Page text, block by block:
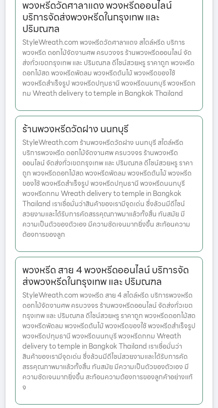
พวงหรีดวัดศาลาแดง พวงหรีดออนไลน์
บริการจัดส่งพวงหรีดในกรุงเทพ และ
ปริมณฑล
StyleWreath.com พวงหรีดวัดศาลาแดง สไตล์หรีด บริการ
พวงหรีด ดอกไม้จัดงานศพ ครบวงจร ร้านพวงหรีดออนไลน์ จัด
ส่งทั่วเขตกรุงเทพ และ ปริมณฑล ดีไซน์สวยหรู ราคาถูก พวงหรีด
ดอกไม้สด พวงหรีดพัดลม พวงหรีดต้นไม้ พวงหรีดของใช้
พวงหรีดสำเร็จรูป พวงหรีดปทุมธานี พวงหรีดนนทบุรี พวงหรีดก
ทม Wreath delivery to temple in Bangkok Thailand
ร้านพวงหรีดวัดฝาง นนทบุรี
StyleWreath.com ร้านพวงหรีดวัดฝาง นนทบุรี สไตล์หรีด
บริการพวงหรีด ดอกไม้จัดงานศพ ครบวงจร ร้านพวงหรีด
ออนไลน์ จัดส่งทั่วเขตกรุงเทพ และ ปริมณฑล ดีไซน์สวยหรู ราคา
ถูก พวงหรีดดอกไม้สด พวงหรีดพัดลม พวงหรีดต้นไม้ พวงหรีด
ของใช้ พวงหรีดสำเร็จรูป พวงหรีดปทุมธานี พวงหรีดนนทบุรี
พวงหรีดกทม Wreath delivery to temple in Bangkok
Thailand เราเชื่อมั่นว่าสินค้าของเรามีจุดเด่น ซึ่งล้วนมีดีไซน์
สวยงามและได้รับการคัดสรรคุณภาพมาแล้วทั้งสิ้น ทันสมัย มี
ความเป็นตัวของตัวเอง มีความชัดเจนมากยิ่งขึ้น สะท้อนความ
ต้องการของลูก
พวงหรีด สาย 4 พวงหรีดออนไลน์ บริการจัด
ส่งพวงหรีดในกรุงเทพ และ ปริมณฑล
StyleWreath.com พวงหรีด สาย 4 สไตล์หรีด บริการพวงหรีด
ดอกไม้จัดงานศพ ครบวงจร ร้านพวงหรีดออนไลน์ จัดส่งทั่วเขต
กรุงเทพ และ ปริมณฑล ดีไซน์สวยหรู ราคาถูก พวงหรีดดอกไม้สด
พวงหรีดพัดลม พวงหรีดต้นไม้ พวงหรีดของใช้ พวงหรีดสำเร็จรูป
พวงหรีดปทุมธานี พวงหรีดนนทบุรี พวงหรีดกทม Wreath
delivery to temple in Bangkok Thailand เราเชื่อมั่นว่า
สินค้าของเรามีจุดเด่น ซึ่งล้วนมีดีไซน์สวยงามและได้รับการคัด
สรรคุณภาพมาแล้วทั้งสิ้น ทันสมัย มีความเป็นตัวของตัวเอง มี
ความชัดเจนมากยิ่งขึ้น สะท้อนความต้องการของลูกค้าอย่างแท้
จ